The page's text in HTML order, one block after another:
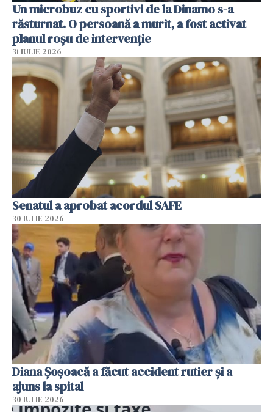
Un microbuz cu sportivi de la Dinamo s-a
răsturnat. O persoană a murit, a fost activat
planul roșu de intervenție
31 IULIE 2026
Senatul a aprobat acordul SAFE
30 IULIE 2026
Diana Șoșoacă a făcut accident rutier și a
ajuns la spital
30 IULIE 2026